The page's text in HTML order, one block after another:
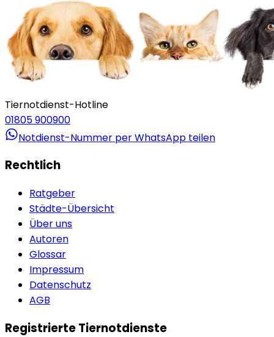
Tiernotdienst-Hotline
01805 900900
Notdienst-Nummer per WhatsApp teilen
Rechtlich
Ratgeber
Städte-Übersicht
Über uns
Autoren
Glossar
Impressum
Datenschutz
AGB
Registrierte Tiernotdienste